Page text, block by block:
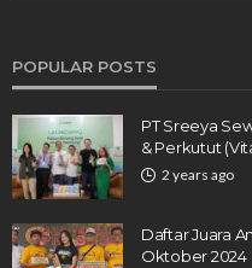
POPULAR POSTS
PT Sreeya
& Perkutut
2 years ago
Daftar Juara
Oktober 2024